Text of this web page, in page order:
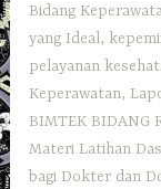
Bidang
yang Ideal,
pelayanan
Keperawatan,
BIMTEK BIDANG
Materi Latihan
bagi Dokter dan